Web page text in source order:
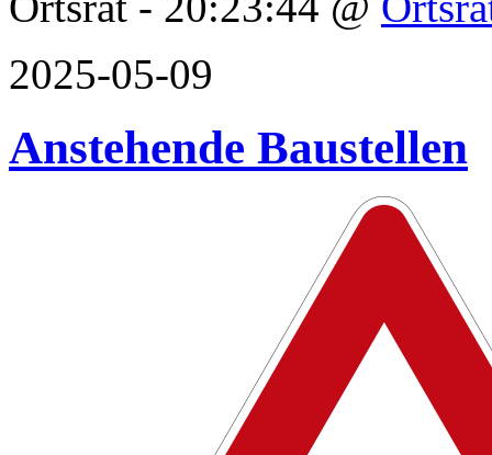
2025-05-09
Anstehende Baustellen